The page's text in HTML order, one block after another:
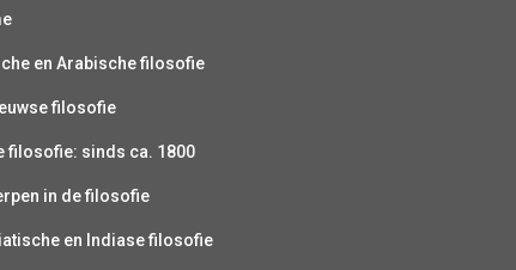
en Arabische filosofie
filosofie
filosofie: sinds ca. 1800
in de filosofie
en Indiase filosofie